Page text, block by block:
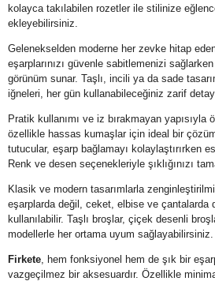
kolayca takılabilen rozetler ile stilinize
ekleyebilirsiniz.
Gelenekselden moderne her zevke hitap
eşarplarınızı güvenle sabitlemenizi
görünüm sunar. Taşlı, incili ya da sade
iğneleri, her gün kullanabileceğiniz zarif
Pratik kullanımı ve iz bırakmayan yapısıyla
özellikle hassas kumaşlar için ideal bir
tutucular, eşarp bağlamayı kolaylaştırırken
Renk ve desen seçenekleriyle şıklığınızı
Klasik ve modern tasarımlarla
eşarplarda değil, ceket, elbise ve çantalarda
kullanılabilir. Taşlı broşlar, çiçek desenli
modellerle her ortama uyum sağlayabilirsiniz.
Firkete, hem fonksiyonel hem de şık bir
vazgeçilmez bir aksesuardır. Özellikle